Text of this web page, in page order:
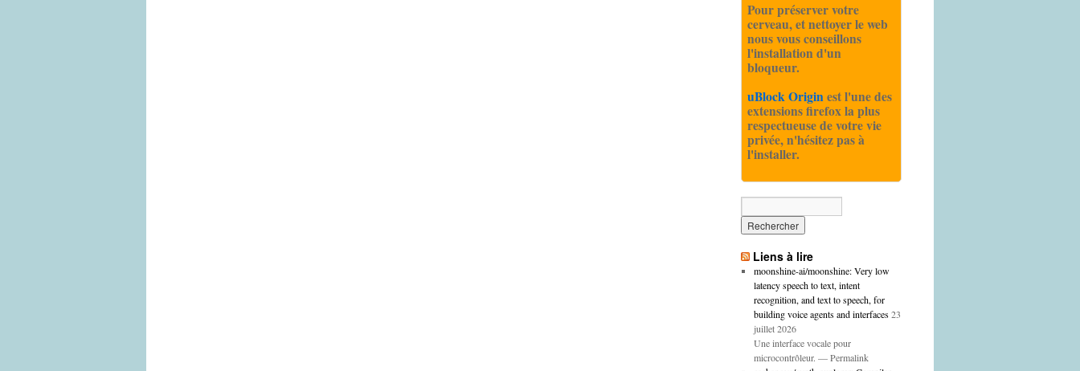
Pour préserver votre
cerveau, et nettoyer le web
nous vous conseillons
l'installation d'un
bloqueur.
uBlock Originest l'une des
extensions firefox la plus
respectueuse de votre vie
privée, n'hésitez pas à
l'installer.
Liens à lire
moonshine-ai/moonshine: Very low
latency speech to text, intent
recognition, and text to speech, for
building voice agents and interfaces 23
juillet 2026
Une interface vocale pour
microcontrôleur. — Permalink